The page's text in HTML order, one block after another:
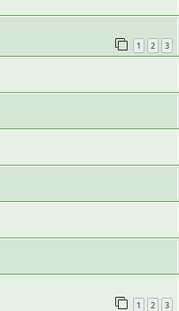
1 2 3
1 2 3